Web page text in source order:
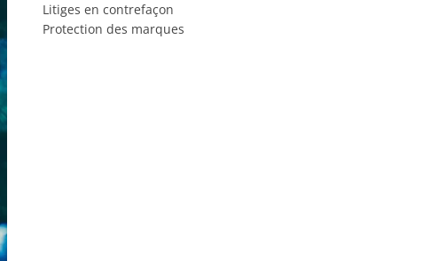
Litiges en contrefaçon
Protection des marques